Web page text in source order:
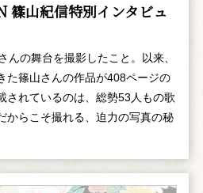
山紀信特別インタビュ
んの舞台を撮影したこと。以来、
た篠山さんの作品が408ページの
されているのは、総勢53人もの歌
からこそ撮れる、迫力の写真の秘